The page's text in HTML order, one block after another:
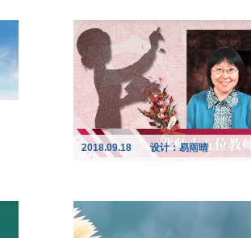
2018.09.18 设计：易雨晴